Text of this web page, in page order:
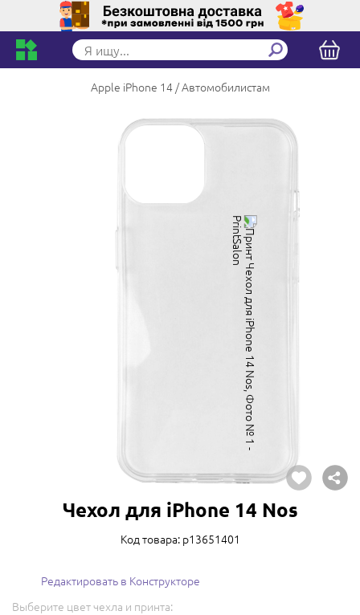
Apple iPhone 14 Автомобилистам
Чехол для iPhone 14 Nos
Код товара: p13651401
Редактировать в Конструкторе
Выберите цвет чехла и принта: